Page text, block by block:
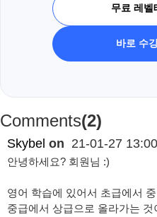
무료 레벨
바로 수
Comments(2)
Skybel on 21-01-27 13:00
안녕하세요? 회원님 :)
영어 학습에 있어서 초급에서
중급에서 상급으로 올라가는